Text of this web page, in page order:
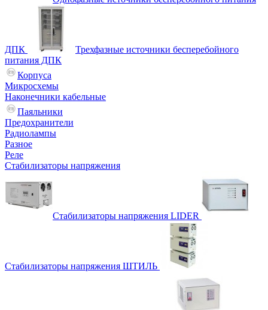
ДПК
Трехфазные источники бесперебойного
питания ДПК
Корпуса
Микросхемы
Наконечники кабельные
Паяльники
Предохранители
Радиолампы
Разное
Реле
Стабилизаторы напряжения
Стабилизаторы напряжения LIDER
Стабилизаторы напряжения ШТИЛЬ